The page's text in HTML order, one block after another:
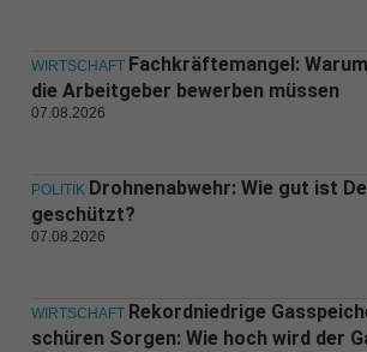
WIRTSCHAFT Fachkräftemangel:
die Arbeitgeber bewerben müssen
07.08.2026
POLITIK Drohnenabwehr: Wie gut ist
geschützt?
07.08.2026
WIRTSCHAFT Rekordniedrige
schüren Sorgen: Wie hoch wird der